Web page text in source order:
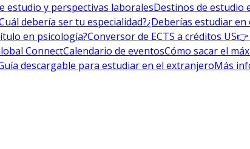
estudio y perspectivas laboralesDestinos de estudio
debería ser tu especialidad?¿Deberías estudiar en
en psicología?Conversor de ECTS a créditos US👉
ConnectCalendario de eventosCómo sacar el
descargable para estudiar en el extranjeroMás